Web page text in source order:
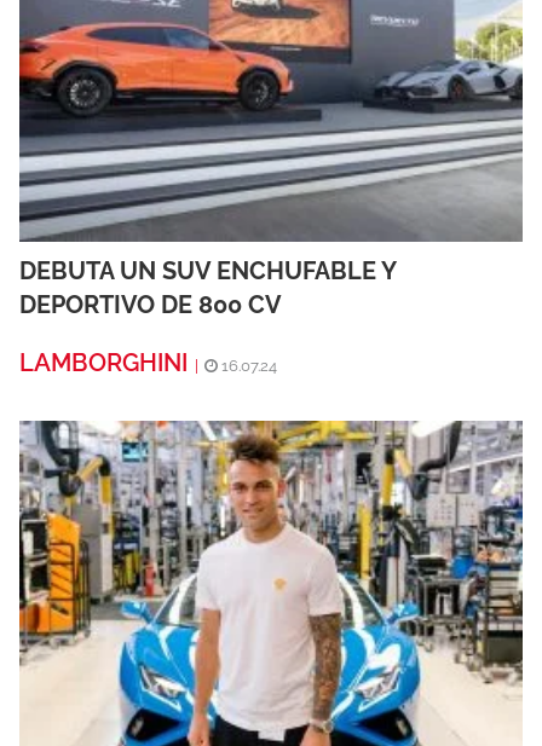
DEBUTA UN SUV ENCHUFABLE Y
DEPORTIVO DE 800 CV
LAMBORGHINI
16.07.24